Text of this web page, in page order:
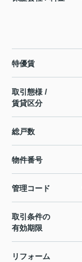
特優賃
取引態様 /
賃貸区分
総戸数
物件番号
管理コード
取引条件の
有効期限
リフォーム